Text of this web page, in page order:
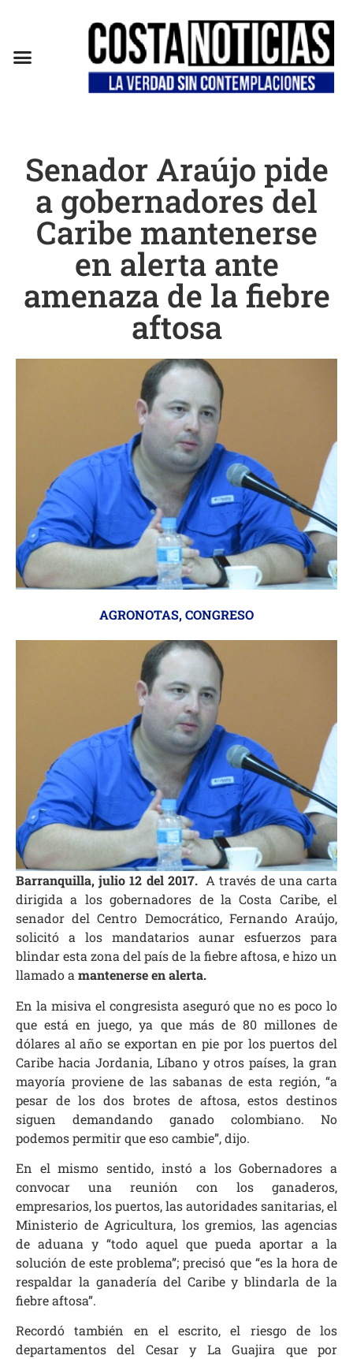
Senador Araújo pide
a gobernadores del
Caribe mantenerse
en alerta ante
amenaza de la fiebre
aftosa
AGRONOTAS,CONGRESO
Barranquilla, julio 12 del 2017.A través de una carta
dirigida a los gobernadores de la Costa Caribe, el
senador del Centro Democrático, Fernando Araújo,
solicitó a los mandatarios aunar esfuerzos para
blindar esta zona del país de la fiebre aftosa, e hizo un
llamado a mantenerse en alerta.
En la misiva el congresista aseguró que no es poco lo
que está en juego, ya que más de 80 millones de
dólares al año se exportan en pie por los puertos del
Caribe hacia Jordania, Líbano y otros países, la gran
mayoría proviene de las sabanas de esta región, “a
pesar de los dos brotes de aftosa, estos destinos
siguen demandando ganado colombiano. No
podemos permitir que eso cambie”, dijo.
En el mismo sentido, instó a los Gobernadores a
convocar una reunión con los ganaderos,
empresarios, los puertos, las autoridades sanitarias, el
Ministerio de Agricultura, los gremios, las agencias
de aduana y “todo aquel que pueda aportar a la
solución de este problema”; precisó que “es la hora de
respaldar la ganadería del Caribe y blindarla de la
fiebre aftosa”.
Recordó también en el escrito, el riesgo de los
departamentos del Cesar y La Guajira que por